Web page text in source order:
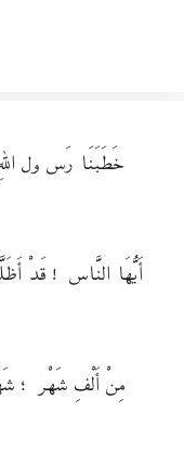
خَطَبَنَا رَس ول
أَيُّهَا النَّاس ! قَدْ
مِنْ أَلْفِ شَهْر ؛